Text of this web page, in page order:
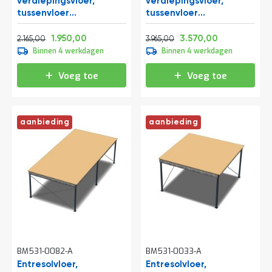
tussenvloer
5250x4000x2800 mm
(lxbxh)
Normale prijs
2.165,00 2.619,65
Vanaf
1.950,00
Binnen 4 werkdagen
Voeg toe
tussenvloer
10300x4000x3500 mm
(lxbxh)
Normale prijs
3.965,00 4.797,65
Vanaf
3.570,00
Binnen 4 werkdagen
Voeg toe
aanbieding
BM531-0082-A
Entresolvloer,
aanbieding
BM531-0033-A
Entresolvloer,